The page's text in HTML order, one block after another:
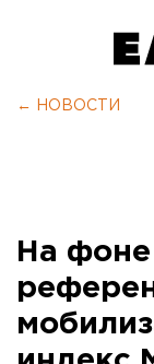
← НОВОСТИ
На